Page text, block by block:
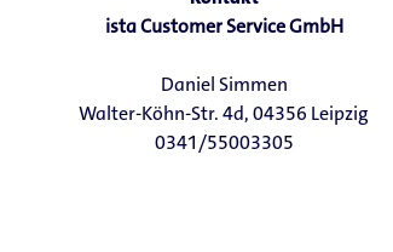
ista Customer Service GmbH
Daniel Simmen
Walter-Köhn-Str. 4d, 04356 Leipzig
0341/55003305